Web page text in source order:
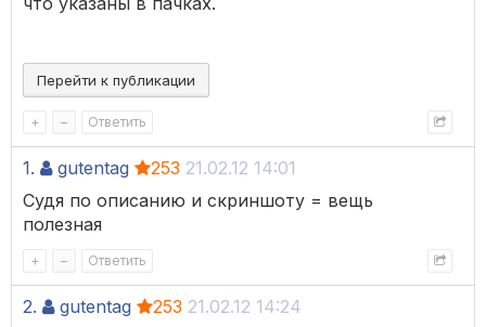
Перейти к публикации
+ – Ответить
1. gutentag 253 21.02.12 14:01
Судя по описанию и скриншоту = вещь
полезная
+ – Ответить
2. gutentag 253 21.02.12 14:24